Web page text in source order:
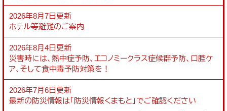
2026年8月7日更新
ホテル等避難のご案内
2026年8月4日更新
災害時には、熱中症予防、エコノミークラス症候群予防、口腔ケ
ア、そして食中毒予防対策を！
2026年7月6日更新
最新の防災情報は「防災情報くまもと」でご確認ください